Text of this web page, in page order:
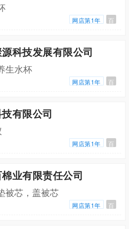
网店第1年 百
科技发展有限公司
生水杯
网店第1年 百
有限公司
网店第1年 百
业有限责任公司
被芯，盖被芯
网店第1年 百